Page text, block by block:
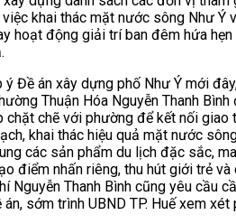
khai thác mặt nước sông Như Ý
hoạt động giải trí ban đêm hứa
Đề án xây dựng phố Như Ý mới
Thuận Hóa Nguyễn Thanh Bình
chặt chẽ với phường để kết nối giao
khai thác hiệu quả mặt nước
các sản phẩm du lịch đặc sắc,
điểm nhấn riêng, thu hút giới trẻ và
Nguyễn Thanh Bình cũng yêu cầu
sớm trình UBND TP. Huế xem xét